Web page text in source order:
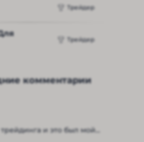
Трейдер
Трейдер
комментарии
и это был мой...